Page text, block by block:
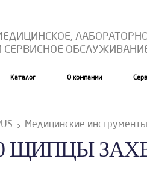
СЕРВИСНОЕ
Каталог О компании
Медицинские инструменты
ЩИПЦЫ